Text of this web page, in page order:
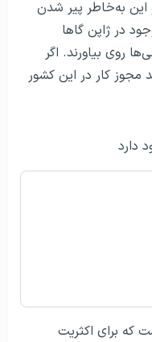
این به‌خاطر پیر شدن
در ژاپن گاها
روی بیاورند. اگر
مجوز کار در این کشور
دارد
که برای اکثریت